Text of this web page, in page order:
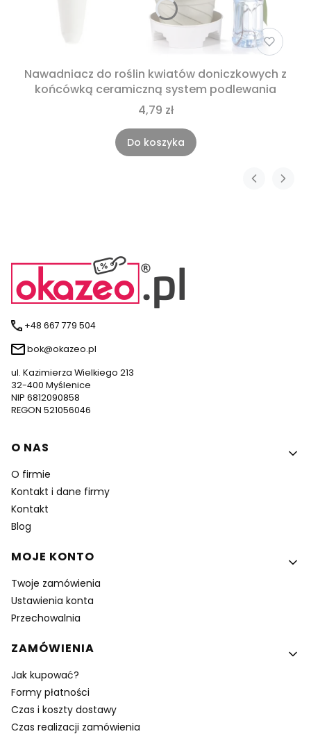
Nawadniacz do roślin kwiatów doniczkowych z
końcówką ceramiczną system podlewania
4,79 zł
Do koszyka
+48 667 779 504
bok@okazeo.pl
ul. Kazimierza Wielkiego 213
32-400 Myślenice
NIP 6812090858
REGON 521056046
Linki w stopce
O NAS
O firmie
Kontakt i dane firmy
Kontakt
Blog
MOJE KONTO
Twoje zamówienia
Ustawienia konta
Przechowalnia
ZAMÓWIENIA
Jak kupować?
Formy płatności
Czas i koszty dostawy
Czas realizacji zamówienia